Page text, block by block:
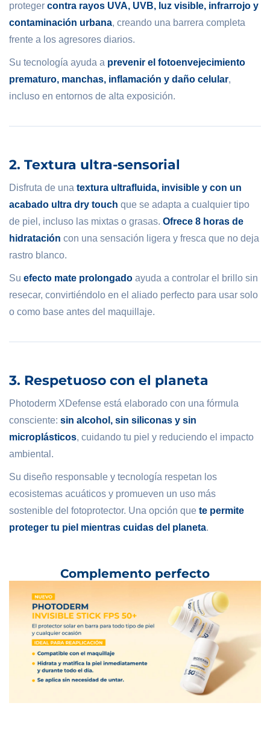
proteger contra rayos UVA, UVB, luz visible, infrarrojo y
contaminación urbana, creando una barrera completa
frente a los agresores diarios.
Su tecnología ayuda a prevenir el fotoenvejecimiento
prematuro, manchas, inflamación y daño celular,
incluso en entornos de alta exposición.
2. Textura ultra-sensorial
Disfruta de una textura ultrafluida, invisible y con un
acabado ultra dry touch que se adapta a cualquier tipo
de piel, incluso las mixtas o grasas. Ofrece 8 horas de
hidratación con una sensación ligera y fresca que no deja
rastro blanco.
Su efecto mate prolongado ayuda a controlar el brillo sin
resecar, convirtiéndolo en el aliado perfecto para usar solo
o como base antes del maquillaje.
3. Respetuoso con el planeta
Photoderm XDefense está elaborado con una fórmula
consciente: sin alcohol, sin siliconas y sin
microplásticos, cuidando tu piel y reduciendo el impacto
ambiental.
Su diseño responsable y tecnología respetan los
ecosistemas acuáticos y promueven un uso más
sostenible del fotoprotector. Una opción que te permite
proteger tu piel mientras cuidas del planeta.
Complemento perfecto